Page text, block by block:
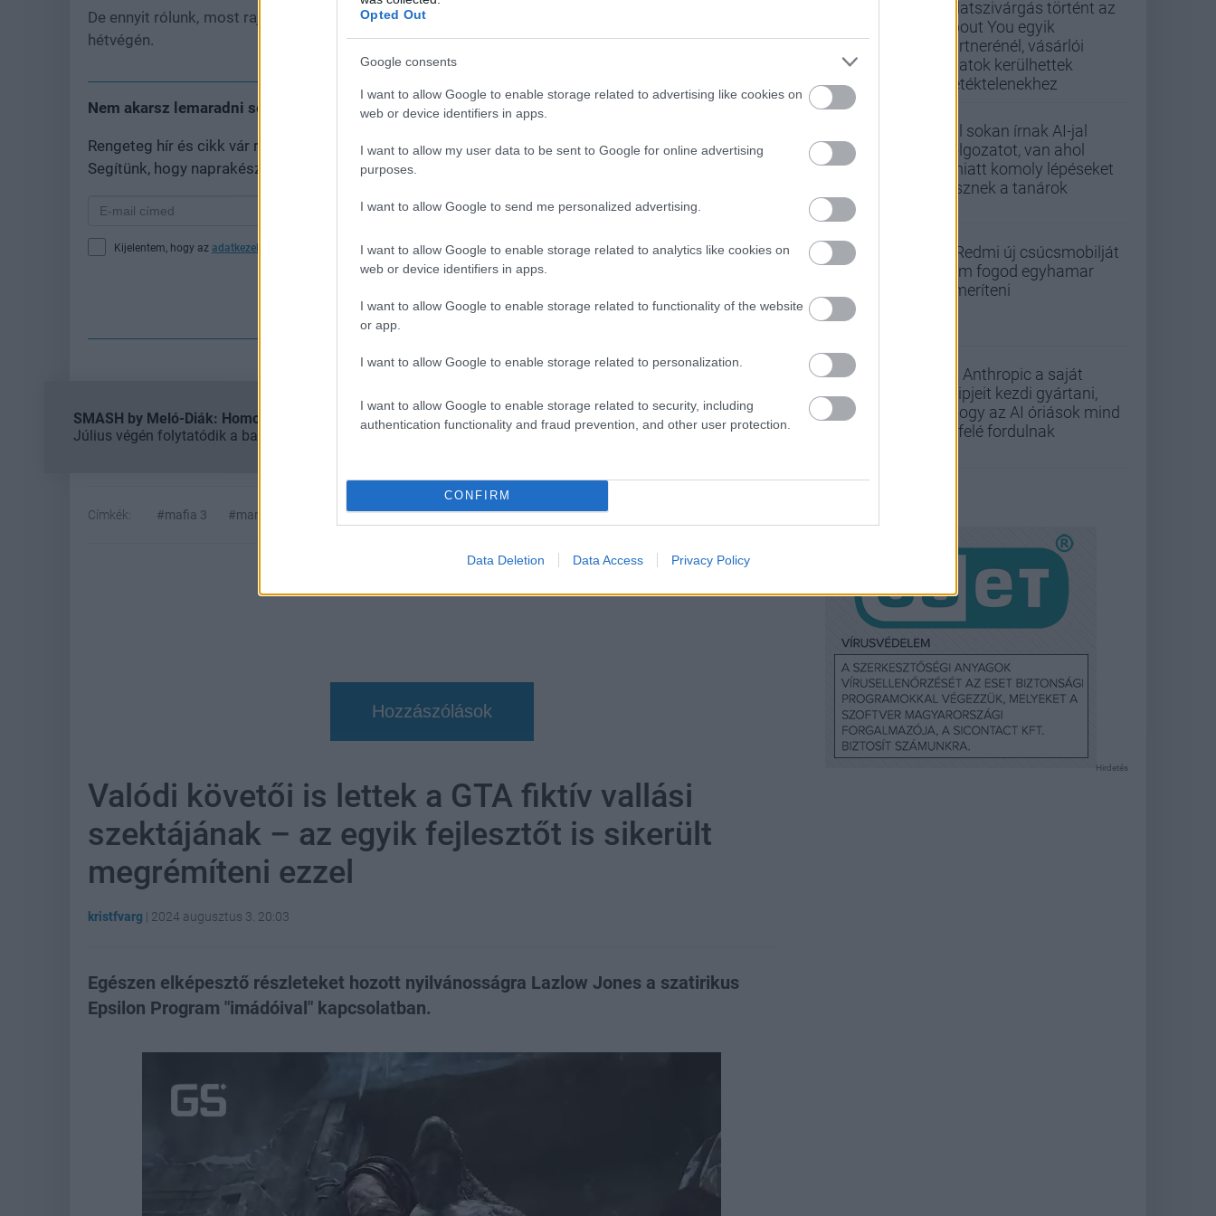
Opted Out
Google consents
I want to allow Google to enable storage related to advertising like cookies on
web or device identifiers in apps.
I want to allow my user data to be sent to Google for online advertising
purposes.
I want to allow Google to send me personalized advertising.
I want to allow Google to enable storage related to analytics like cookies on
web or device identifiers in apps.
I want to allow Google to enable storage related to functionality of the website
or app.
I want to allow Google to enable storage related to personalization.
I want to allow Google to enable storage related to security, including
authentication functionality and fraud prevention, and other user protection.
CONFIRM
Data Deletion Data Access Privacy Policy
De ennyit rólunk, most rajtatok a sor, hogy megosszátok velünk és egymással, mivel játszotok ezen a
hétvégén.
Nem akarsz lemaradni semmiről?
Rengeteg hír és cikk vár rád, lehet, hogy éppen nem jön szembe GSO-n vagy a social médiában.
Segítünk, hogy naprakész maradj, kiválogatjuk neked a legjobbakat,
Kijelentem, hogy az adatkezelési nyilatkozat tartalmát megismertem és azt elfogadom.
Feliratkozom
SMASH by Meló-Diák: Homok, zene és a nyár legjobb hangulata – Jön a második forduló! (X)
Július végén folytatódik a balatoni strandröplabda-sorozat.
Címkék: #mafia 3 #marvel rivals
Hozzászólások
Valódi követői is lettek a GTA fiktív vallási
szektájának – az egyik fejlesztőt is sikerült
megrémíteni ezzel
kristfvarg | 2024 augusztus 3. 20:03
Egészen elképesztő részleteket hozott nyilvánosságra Lazlow Jones a szatirikus
Epsilon Program "imádóival" kapcsolatban.
Adatszivárgás történt az
About You egyik
partnerénél, vásárlói
adatok kerülhettek
illetéktelenekhez
Túl sokan írnak AI-jal
dolgozatot, van ahol
emiatt komoly lépéseket
tesznek a tanárok
A Redmi új csúcsmobilját
nem fogod egyhamar
lemeríteni
Az Anthropic a saját
chipjeit kezdi gyártani,
ahogy az AI óriások mind
befelé fordulnak
Hirdetés